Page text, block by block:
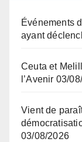
Événements
ayant
Ceuta et
l’Avenir 03/
Vient de
03/08/2026